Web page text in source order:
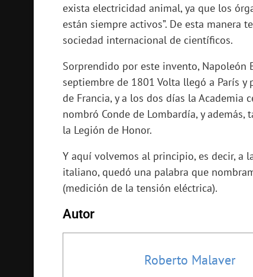
exista electricidad animal, ya que los
están siempre activos”. De esta
sociedad internacional de científicos.
Sorprendido por este invento, Napoleón
septiembre de 1801 Volta llegó a París
de Francia, y a los dos días la
nombró Conde de Lombardía, y
la Legión de Honor.
Y aquí volvemos al principio, es decir, a
italiano, quedó una palabra que
(medición de la tensión eléctrica).
Autor
Roberto Malaver